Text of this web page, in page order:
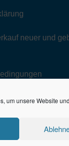
um unsere Website
neuer und